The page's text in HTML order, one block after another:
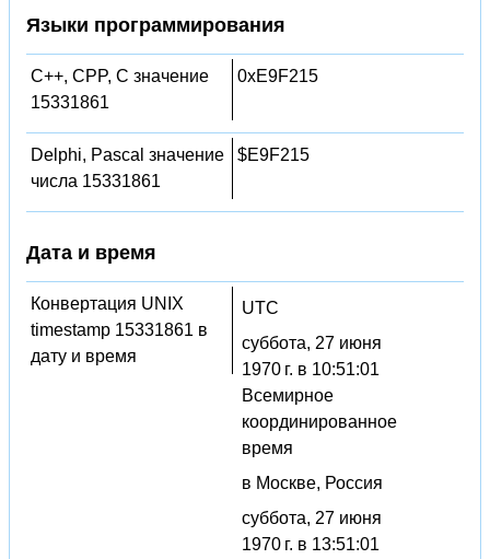
Языки программирования
C++, CPP, C значение
15331861
0xE9F215
Delphi, Pascal значение
числа 15331861
$E9F215
Дата и время
Конвертация UNIX
timestamp 15331861 в
дату и время
UTC
суббота, 27 июня
1970 г. в 10:51:01
Всемирное
координированное
время
в Москве, Россия
суббота, 27 июня
1970 г. в 13:51:01